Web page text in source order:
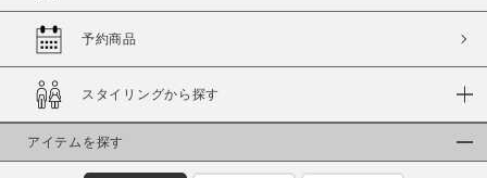
予約商品
スタイリングから探す
アイテムを探す